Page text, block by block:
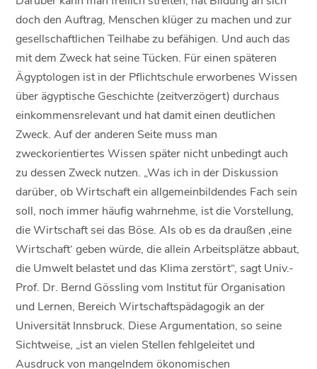
doch den Auftrag, Menschen klüger zu machen und zur
gesellschaftlichen Teilhabe zu befähigen. Und auch das
mit dem Zweck hat seine Tücken. Für einen späteren
Ägyptologen ist in der Pflichtschule erworbenes Wissen
über ägyptische Geschichte (zeitverzögert) durchaus
einkommensrelevant und hat damit einen deutlichen
Zweck. Auf der anderen Seite muss man
zweckorientiertes Wissen später nicht unbedingt auch
zu dessen Zweck nutzen. „Was ich in der Diskussion
darüber, ob Wirtschaft ein allgemeinbildendes Fach sein
soll, noch immer häufig wahrnehme, ist die Vorstellung,
die Wirtschaft sei das Böse. Als ob es da draußen ‚eine
Wirtschaft‘ geben würde, die allein Arbeitsplätze abbaut,
die Umwelt belastet und das Klima zerstört“, sagt Univ.-
Prof. Dr. Bernd Gössling vom Institut für Organisation
und Lernen, Bereich Wirtschaftspädagogik an der
Universität Innsbruck. Diese Argumentation, so seine
Sichtweise, „ist an vielen Stellen fehlgeleitet und
Ausdruck von mangelndem ökonomischen